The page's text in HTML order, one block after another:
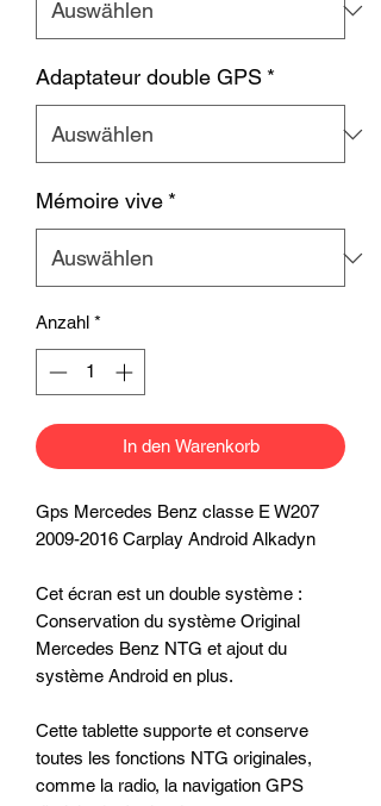
Adaptateur double GPS *
Mémoire vive *
Anzahl *
In den Warenkorb
Gps Mercedes Benz classe E W207
2009-2016 Carplay Android Alkadyn
Cet écran est un double système :
Conservation du système Original
Mercedes Benz NTG et ajout du
système Android en plus.
Cette tablette supporte et conserve
toutes les fonctions NTG originales,
comme la radio, la navigation GPS